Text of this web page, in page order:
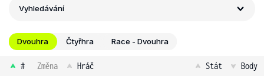
Vyhledávání
Dvouhra Čtyřhra Race - Dvouhra
# Změna Hráč Stát Body